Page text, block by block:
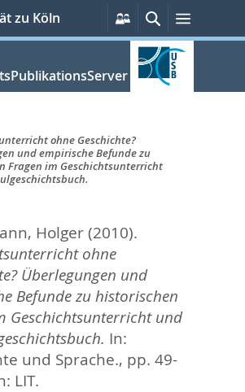
zu Köln
Persönliche
Services
SucheMenü
ohne Geschichte?
und empirische Befunde zu
Fragen im Geschichtsunterricht
Holger(2010).
ohne
Überlegungen und
Befunde zu historischen
Geschichtsunterricht und
In:
und Sprache., pp. 49-
LIT.